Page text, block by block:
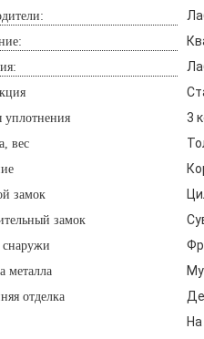
уплотнения 3
вес
замок
замок
снаружи
металла
отделка